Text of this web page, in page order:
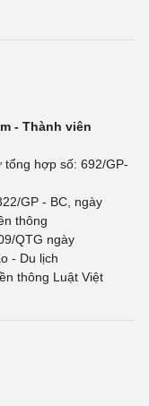
- Thành viên
hợp số: 692/GP-
GP - BC, ngày
thông
QTG ngày
- Du lịch
thông Luật Việt